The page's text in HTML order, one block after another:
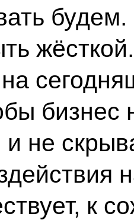
будем.
бизнес
и не
к